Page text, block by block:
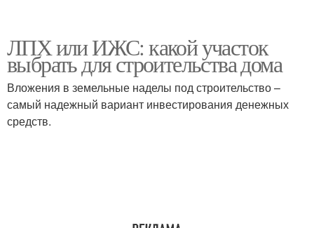
ЛПХ или ИЖС: какой участок
выбрать для строительства дома
Вложения в земельные наделы под строительство –
самый надежный вариант инвестирования денежных
средств.